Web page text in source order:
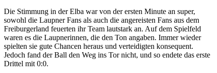
Die Stimmung in der Elba war von der ersten Minute an super,
sowohl die Laupner Fans als auch die angereisten Fans aus dem
Freiburgerland feuerten ihr Team lautstark an. Auf dem Spielfeld
waren es die Laupnerinnen, die den Ton angaben. Immer wieder
spielten sie gute Chancen heraus und verteidigten konsequent.
Jedoch fand der Ball den Weg ins Tor nicht, und so endete das erste
Drittel mit 0:0.